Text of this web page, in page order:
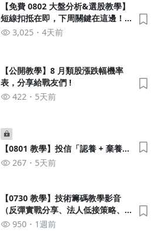
【免費 0802 大盤分析&選股教學】
短線扣抵在即，下周關鍵在這邊！
（系統性思維、認識交易規則）
3,025 4天前
【公開教學】8 月類股漲跌幅機率
表，分享給戰友們 !
422
5天前
【0801 教學】投信「認養 + 棄養」
雙策略清單
267 5天前
【0730 教學】技術籌碼教學影音
（反彈實戰分享、法人低接策略、
頭肩頂型態）
950 1週前